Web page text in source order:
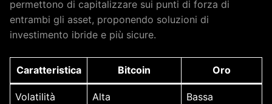
permettono di capitalizzare sui punti di forza di
entrambi gli asset, proponendo soluzioni di
investimento ibride e più sicure.
Caratteristica Bitcoin Oro
Volatilità Alta Bassa